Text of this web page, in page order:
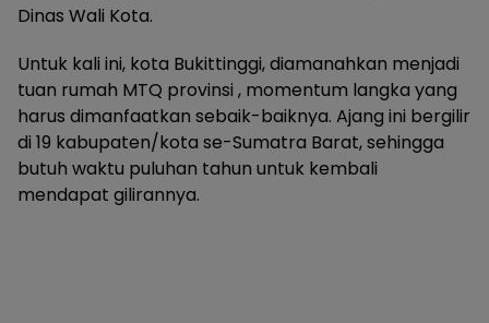
Dinas Wali Kota.
Untuk kali ini, kota Bukittinggi, diamanahkan menjadi
tuan rumah MTQ provinsi , momentum langka yang
harus dimanfaatkan sebaik-baiknya. Ajang ini bergilir
di 19 kabupaten/kota se-Sumatra Barat, sehingga
butuh waktu puluhan tahun untuk kembali
mendapat gilirannya.